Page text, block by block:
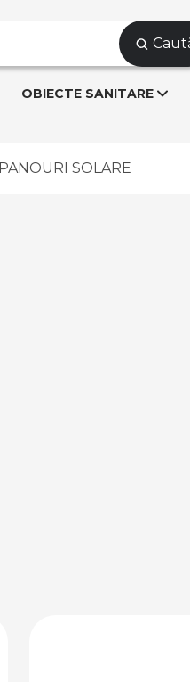
OBIECTE SANITARE
PANOURI SOLARE